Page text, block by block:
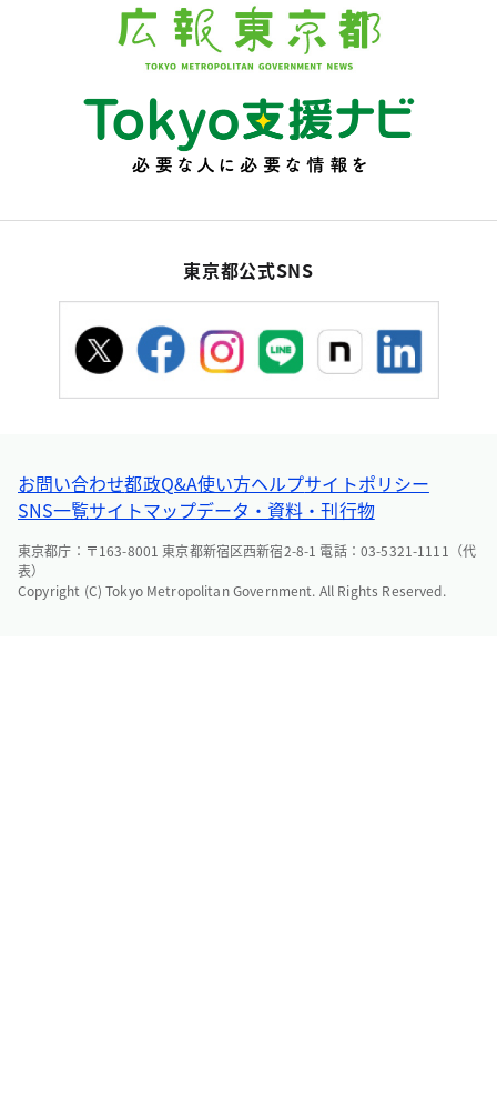
東京都公式SNS
お問い合わせ都政Q&A使い方ヘルプサイトポリシー
SNS一覧サイトマップデータ・資料・刊行物
東京都庁：〒163-8001 東京都新宿区西新宿2-8-1 電話：03-5321-1111（代
表）
Copyright (C) Tokyo Metropolitan Government. All Rights Reserved.